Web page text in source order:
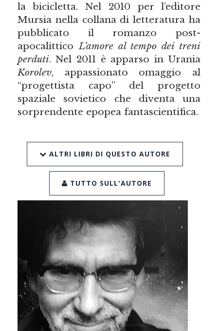
la bicicletta. Nel 2010 per l’editore
Mursia nella collana di letteratura ha
pubblicato il romanzo post-
apocalitticoL’amore al tempo dei treni
perduti. Nel 2011 è apparso in Urania
Korolev, appassionato omaggio al
“progettista capo” del progetto
spaziale sovietico che diventa una
sorprendente epopea fantascientifica.
ALTRI LIBRI DI QUESTO AUTORE
TUTTO SULL'AUTORE